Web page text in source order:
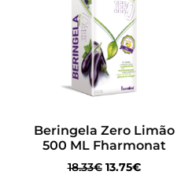
Beringela Zero Limão
500 ML Fharmonat
18.33€ 13.75€